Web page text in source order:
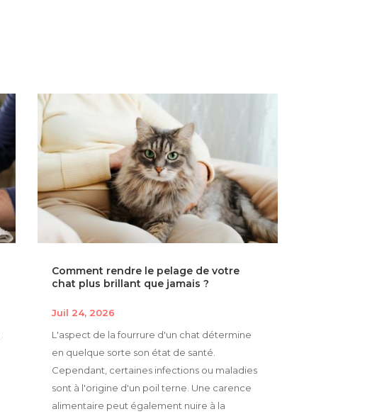
Comment rendre le pelage de votre
chat plus brillant que jamais ?
Juil 24, 2026
L'aspect de la fourrure d'un chat détermine
en quelque sorte son état de santé.
Cependant, certaines infections ou maladies
sont à l'origine d'un poil terne. Une carence
alimentaire peut également nuire à la